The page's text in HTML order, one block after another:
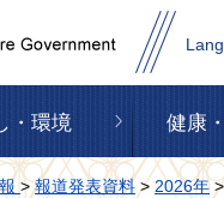
・環境 健康
>報道発表資料 > 2026年